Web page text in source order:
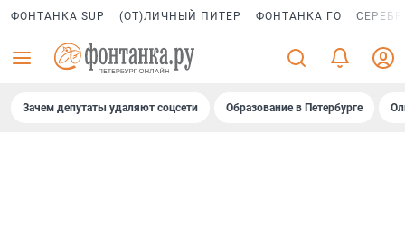
ФОНТАНКА SUP (ОТ)ЛИЧНЫЙ ПИТЕР ФОНТАНКА ГО
Зачем депутаты удаляют соцсети Образование в Петербурге